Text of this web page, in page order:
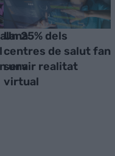
una
Un 25% dels
centres de salut fan
servir realitat
virtual